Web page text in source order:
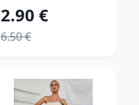
2.90 €
6.50 €